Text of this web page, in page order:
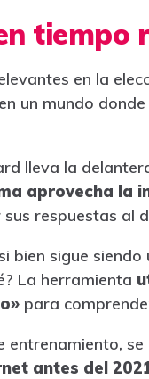
tiempo
en la
un mundo donde
lleva la
aprovecha la
respuestas al
bien sigue
La herramienta
para
entrenamiento,
antes del